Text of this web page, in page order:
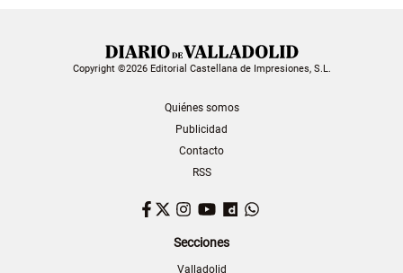
Copyright ©2026 Editorial Castellana de Impresiones, S.L.
Quiénes somos
Publicidad
Contacto
RSS
Facebook
TwitterInstagram
YouTubeDailymotion
Secciones
Valladolid